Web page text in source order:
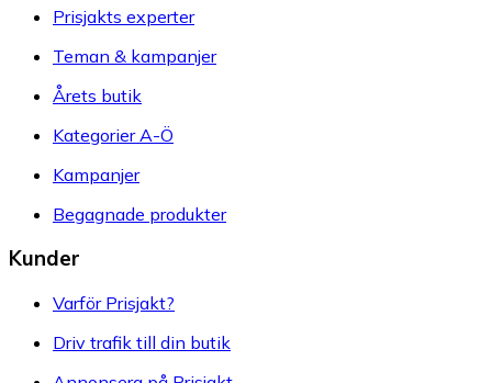
Prisjakts experter
Teman & kampanjer
Årets butik
Kategorier A-Ö
Kampanjer
Begagnade produkter
Kunder
Varför Prisjakt?
Driv trafik till din butik